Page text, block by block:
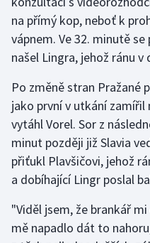
Ragby
Rychlobruslení
Rychlostní kanoistika
Short track
Sportovní střelba
Triatlon
na přímý kop, neboť k
vápnem. Ve 32. minutě
našel Lingra, jehož ránu
Po změně stran Pražané
jako první v utkání zamířil
vytáhl Vorel. Sor z
minut později již Slavia
přiťukl Plavšičovi, jehož
a dobíhající Lingr poslal
"Viděl jsem, že brankář
mě napadlo dát to